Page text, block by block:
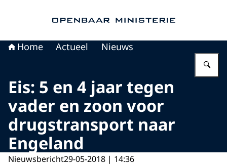
Home Actueel Nieuws
Eis: 5 en 4 jaar tegen
vader en zoon voor
drugstransport naar
Engeland
Nieuwsbericht29-05-2018 | 14:36